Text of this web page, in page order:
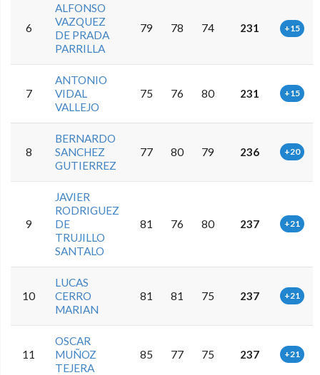
6
ALFONSO
VAZQUEZ
DE PRADA
PARRILLA
79 78 74 231 +15
7
ANTONIO
VIDAL
VALLEJO
75 76 80 231 +15
8
BERNARDO
SANCHEZ
GUTIERREZ
77 80 79 236 +20
9
JAVIER
RODRIGUEZ
DE
TRUJILLO
SANTALO
81 76 80 237 +21
10
LUCAS
CERRO
MARIAN
81 81 75 237 +21
11
OSCAR
MUÑOZ
TEJERA
85 77 75 237 +21